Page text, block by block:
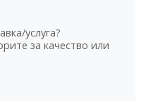
услуга?
за качество или